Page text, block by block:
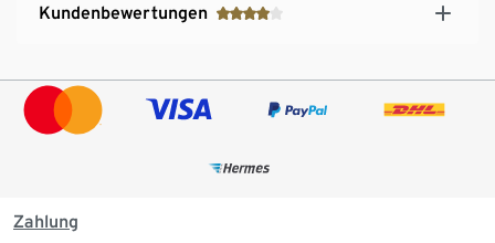
Kundenbewertungen
Zahlung